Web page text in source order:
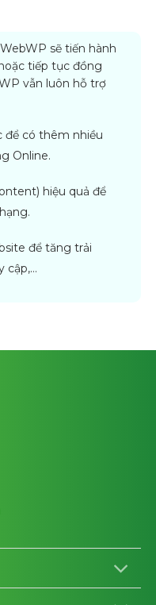
sẽ tiến hành
tiếp tục đồng
vẫn luôn hỗ trợ
để có thêm nhiều
Online.
hiệu quả để
để tăng trải
cập,…